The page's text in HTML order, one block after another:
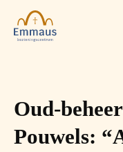
Oud-
Pouwels: